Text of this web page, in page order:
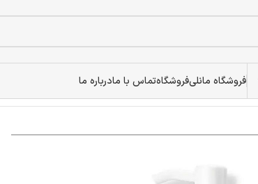
فروشگاه مانلیفروشگاهتماس با مادرباره ما
روغن پاک‌کننده و تسکین‌دهنده صورت آنوا, Heartleaf مناسب برای پوست حساس حجم 200